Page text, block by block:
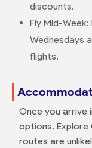
discounts.
Fly Mid-Week:
Wednesdays
flights.
Once you arrive
options. Explore
routes are